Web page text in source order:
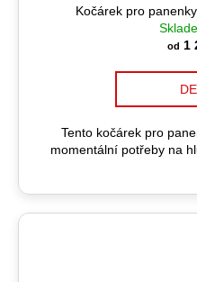
Kočárek pro
od 1
Tento kočárek pro
momentální potřeby na